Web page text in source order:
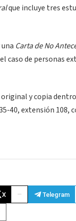
que incluye tres
Carta de No
caso de personas
y copia
40, extensión 108,
X Telegram